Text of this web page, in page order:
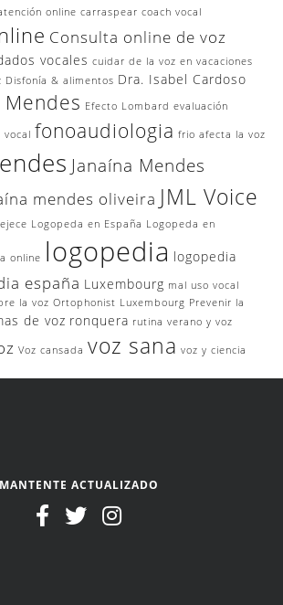
online carraspear coach vocal
Consulta online de voz
vocales cuidar de la voz en vacaciones
Disfonía & alimentos Dra. Isabel Cardoso
Mendes Efecto Lombard evaluación
vocal fonoaudiologia frio afecta la voz
Janaína Mendes
mendes oliveira JML Voice
Logopeda en España Logopeda en
online logopedia logopedia
españa Luxembourg mal uso vocal
la voz Ortophonist Luxembourg Prevenir la
de voz ronquera rutina verano y voz
Voz cansada voz sana voz y ciencia
MANTENTE ACTUALIZADO